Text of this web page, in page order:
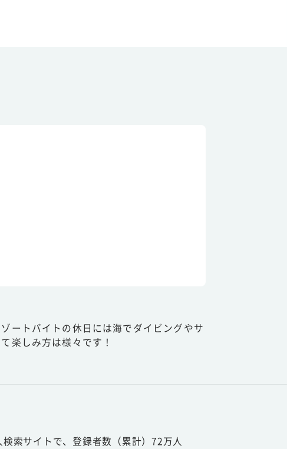
ートバイトの休日には海でダイビングやサ
楽しみ方は様々です！
索サイトで、登録者数（累計）72万人